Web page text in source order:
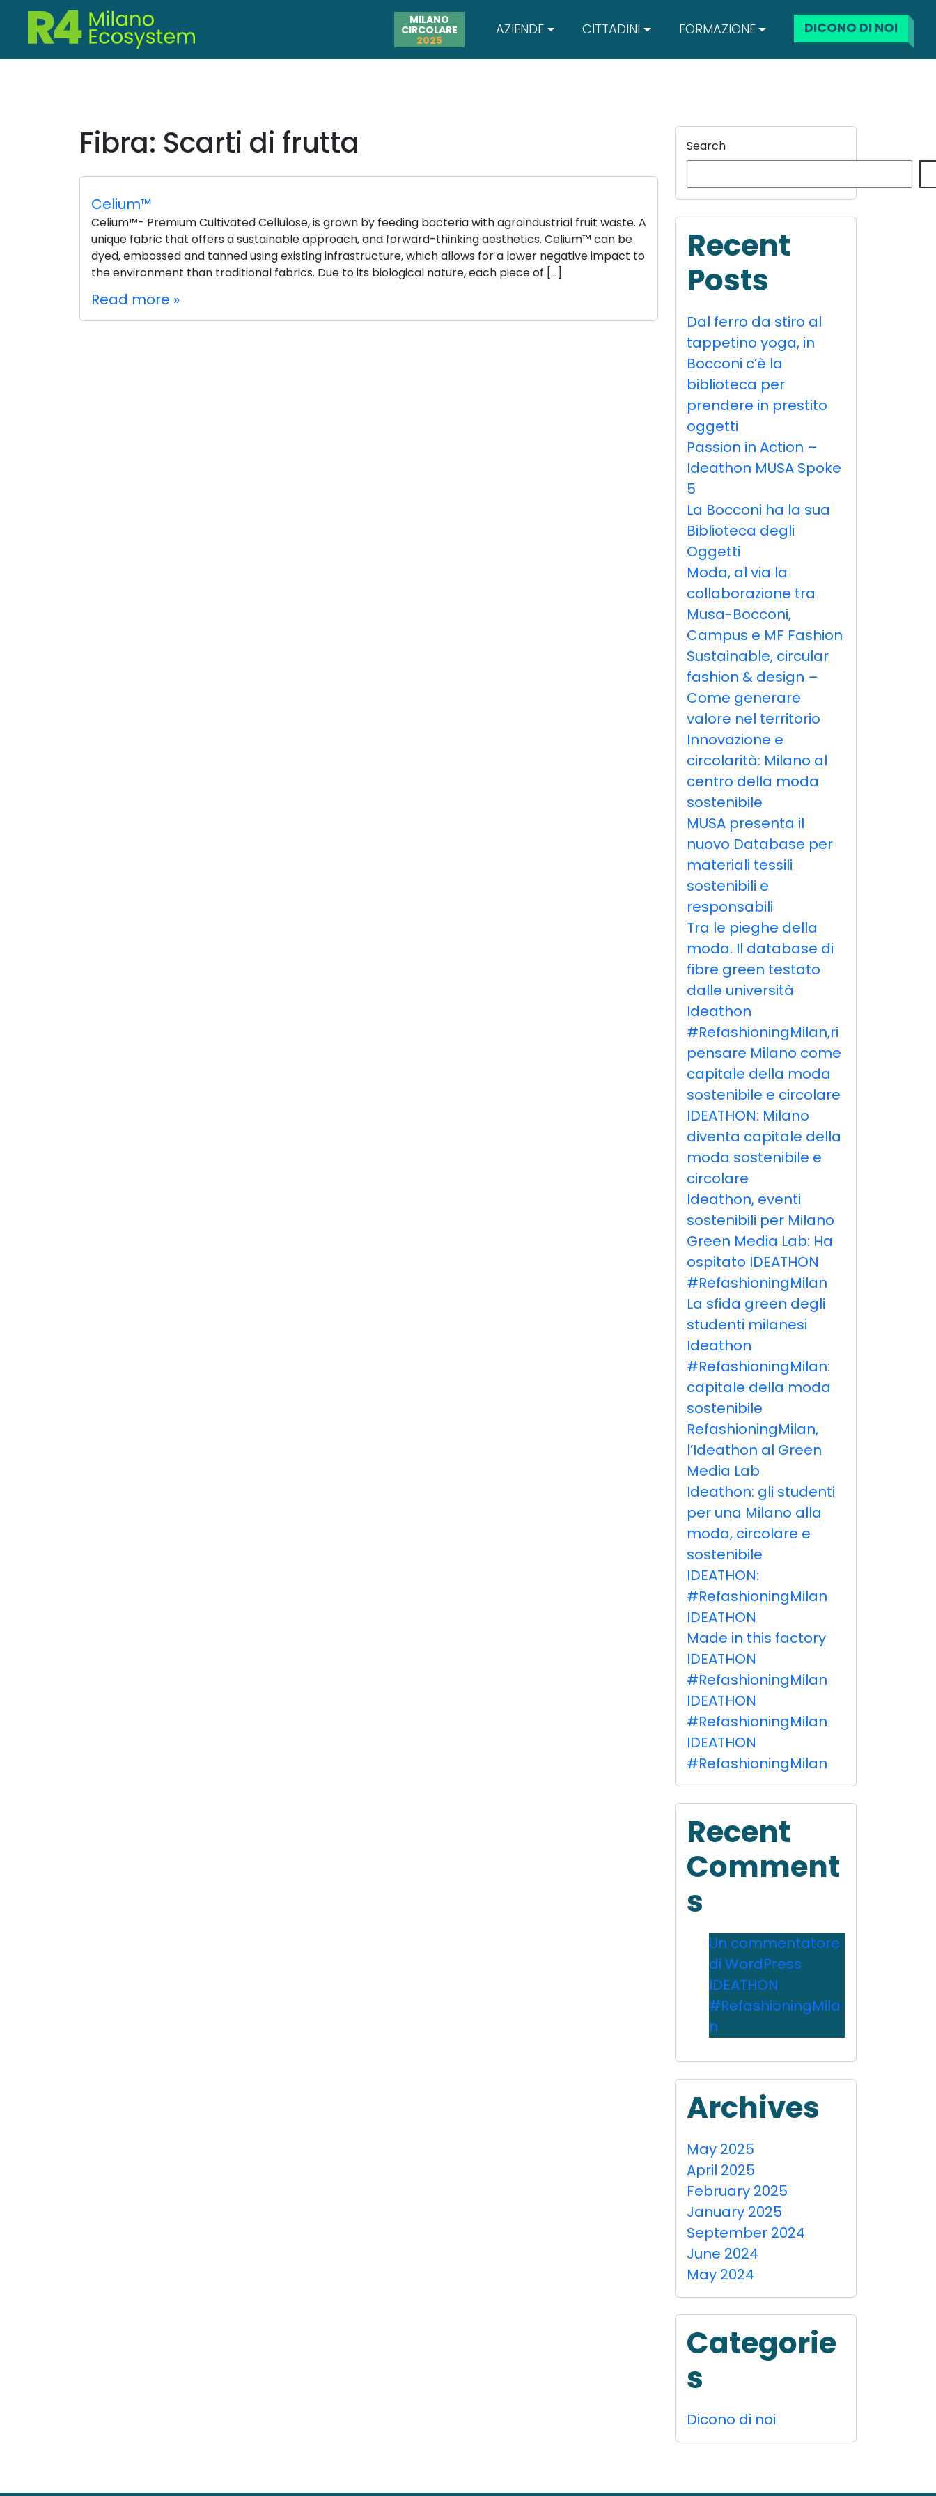
MILANO
CIRCOLARE
2025
AZIENDE CITTADINI FORMAZIONE DICONO DI NOI
Fibra: Scarti di frutta
Celium™
Celium™- Premium Cultivated Cellulose, is grown by feeding bacteria with agroindustrial fruit waste. A
unique fabric that offers a sustainable approach, and forward-thinking aesthetics. Celium™ can be
dyed, embossed and tanned using existing infrastructure, which allows for a lower negative impact to
the environment than traditional fabrics. Due to its biological nature, each piece of […]
Read more »
Search
Recent
Posts
Dal ferro da stiro al
tappetino yoga, in
Bocconi c’è la
biblioteca per
prendere in prestito
oggetti
Passion in Action –
Ideathon MUSA Spoke
5
La Bocconi ha la sua
Biblioteca degli
Oggetti
Moda, al via la
collaborazione tra
Musa-Bocconi,
Campus e MF Fashion
Sustainable, circular
fashion & design –
Come generare
valore nel territorio
Innovazione e
circolarità: Milano al
centro della moda
sostenibile
MUSA presenta il
nuovo Database per
materiali tessili
sostenibili e
responsabili
Tra le pieghe della
moda. Il database di
fibre green testato
dalle università
Ideathon
#RefashioningMilan,ri
pensare Milano come
capitale della moda
sostenibile e circolare
IDEATHON: Milano
diventa capitale della
moda sostenibile e
circolare
Ideathon, eventi
sostenibili per Milano
Green Media Lab: Ha
ospitato IDEATHON
#RefashioningMilan
La sfida green degli
studenti milanesi
Ideathon
#RefashioningMilan:
capitale della moda
sostenibile
RefashioningMilan,
l’Ideathon al Green
Media Lab
Ideathon: gli studenti
per una Milano alla
moda, circolare e
sostenibile
IDEATHON:
#RefashioningMilan
IDEATHON
Made in this factory
IDEATHON
#RefashioningMilan
IDEATHON
#RefashioningMilan
IDEATHON
#RefashioningMilan
Recent
Comment
s
Un commentatore
di WordPress
IDEATHON
#RefashioningMila
n
Archives
May 2025
April 2025
February 2025
January 2025
September 2024
June 2024
May 2024
Categorie
s
Dicono di noi